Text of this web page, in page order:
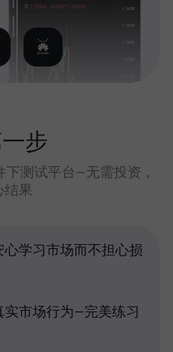
步
测试平台—无需投资，
结果
心学习市场而不担心损
市场行为—完美练习